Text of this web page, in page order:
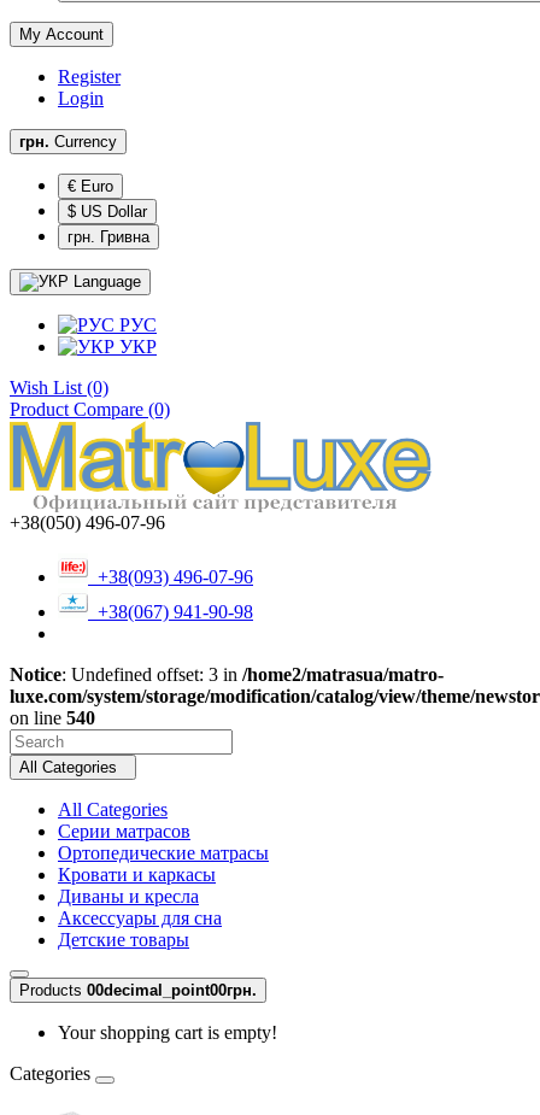
My Account
Register
Login
грн. Currency
€ Euro
$ US Dollar
грн. Гривна
Language
РУС
УКР
Wish List (0)
Product Compare (0)
+38(050) 496-07-96
+38(093) 496-07-96
+38(067) 941-90-98
Notice: Undefined offset: 3 in /home2/matrasua/matro-
luxe.com/system/storage/modification/catalog/view/theme/
on line 540
All Categories
All Categories
Серии матрасов
Ортопедические матрасы
Кровати и каркасы
Диваны и кресла
Аксессуары для сна
Детские товары
Products 00decimal_point00грн.
Your shopping cart is empty!
Categories